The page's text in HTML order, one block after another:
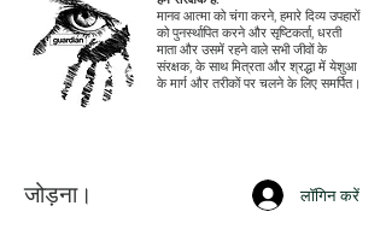
मानव आत्मा को चंगा करने, हमारे दिव्य उपहारों
को पुनर्स्थापित करने और सृष्टिकर्ता, धरती
माता और उसमें रहने वाले सभी जीवों के
संरक्षक, के साथ मित्रता और श्रद्धा में येशुआ
के मार्ग और तरीकों पर चलने के लिए समर्पित।
जोड़ना। लॉगिन करें